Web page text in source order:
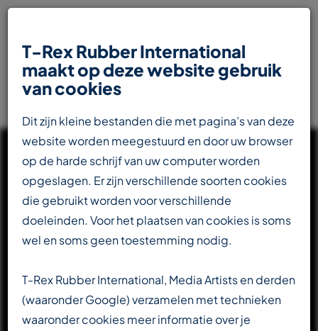
UW INTERNATIONALE
PARTNER IN DE
Totaalleverancier voor de transportbandenindustrie
T-Rex Rubber International
maakt op deze website gebruik
van cookies
Dit zijn kleine bestanden die met pagina’s van deze
website worden meegestuurd en door uw browser
op de harde schrijf van uw computer worden
opgeslagen. Er zijn verschillende soorten cookies
die gebruikt worden voor verschillende
doeleinden. Voor het plaatsen van cookies is soms
wel en soms geen toestemming nodig.
T-Rex Rubber International, Media Artists en derden
(waaronder Google) verzamelen met technieken
waaronder cookies meer informatie over je